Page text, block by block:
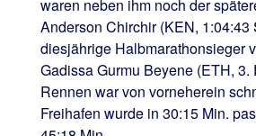
waren neben ihm noch der
Anderson Chirchir (KEN, 1:04:43
diesjährige Halbmarathonsieger
Gadissa Gurmu Beyene (ETH, 3.
Rennen war von vorneherein
Freihafen wurde in 30:15 Min.